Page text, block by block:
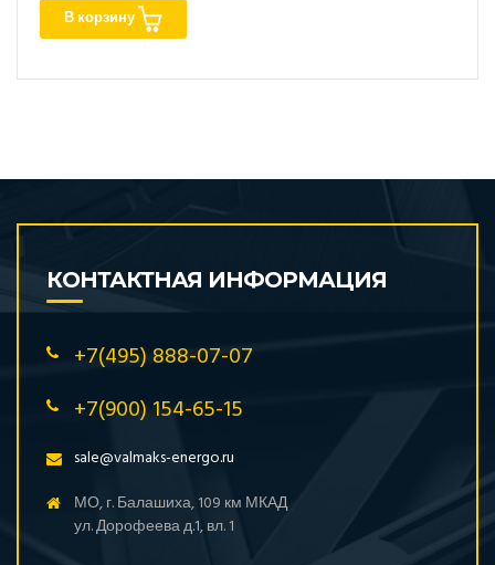
В корзину
КОНТАКТНАЯ ИНФОРМАЦИЯ
+7(495) 888-07-07
+7(900) 154-65-15
sale@valmaks-energo.ru
МО, г. Балашиха, 109 км МКАД
ул. Дорофеева д.1, вл. 1